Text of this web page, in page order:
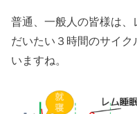
普通、一般人の皆様は、
だいたい３時間のサイ
いますね。